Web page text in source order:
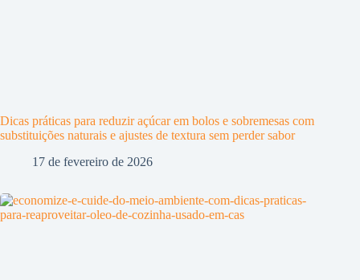
Dicas práticas para reduzir açúcar em bolos e sobremesas com
substituições naturais e ajustes de textura sem perder sabor
17 de fevereiro de 2026